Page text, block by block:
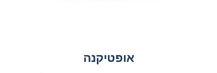
אופטיקנה